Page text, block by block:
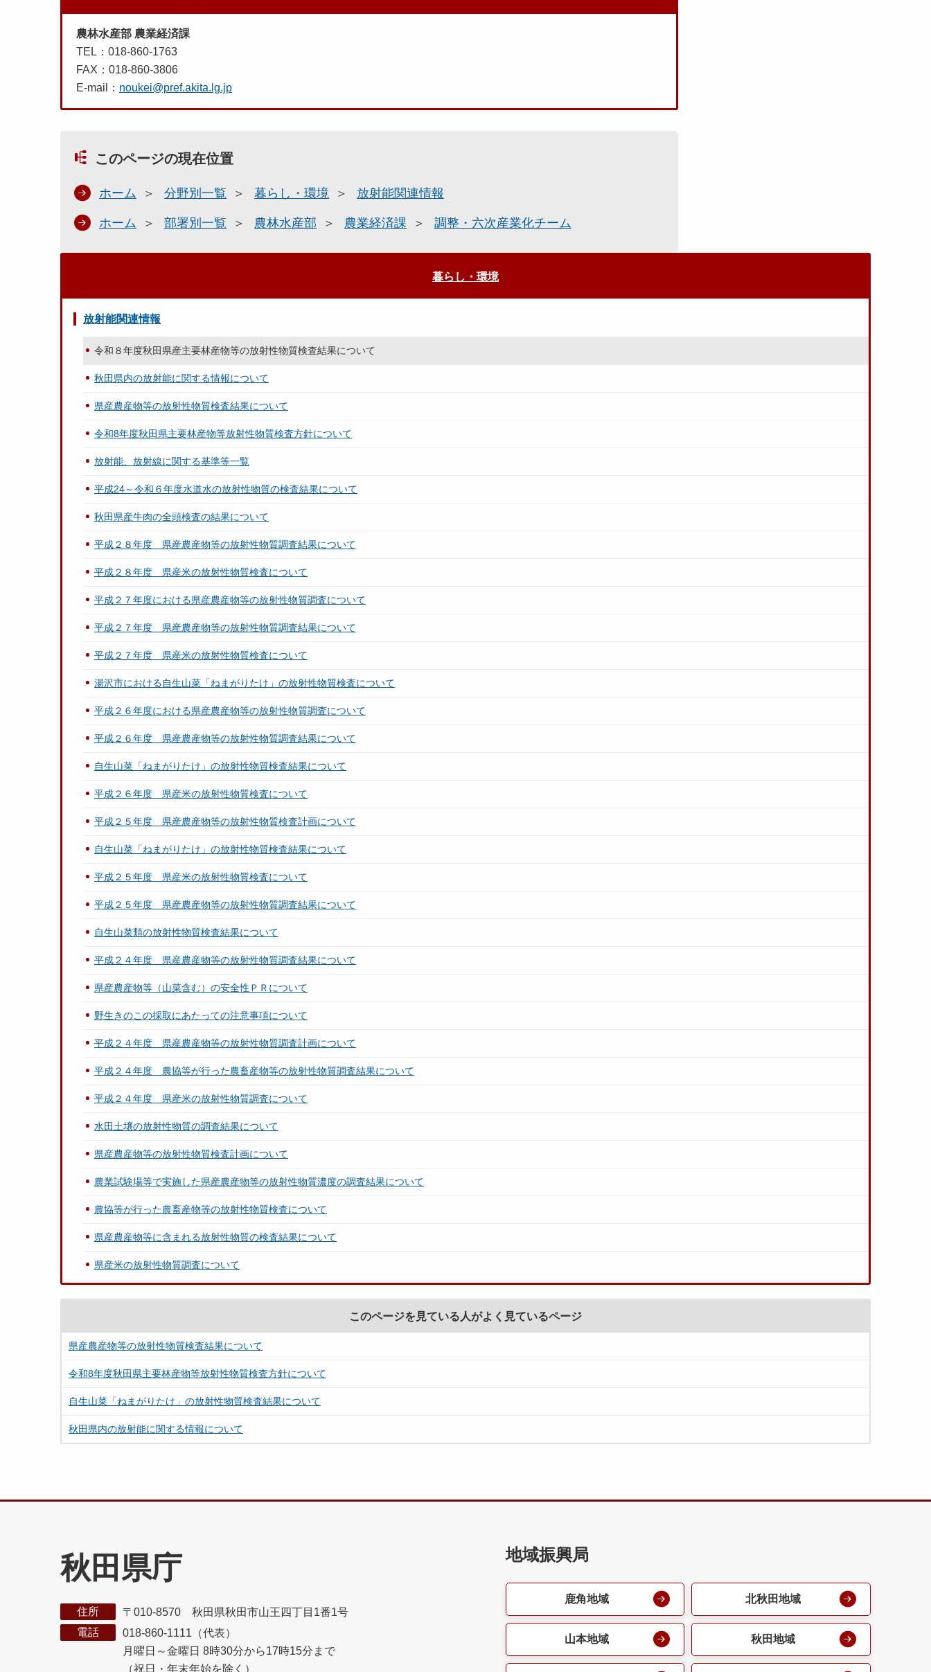
農林水産部 農業経済課
TEL：018-860-1763
FAX：018-860-3806
E-mail： noukei@pref.akita.lg.jp
このページの現在位置
ホーム 分野別一覧 暮らし・環境 放射能関連情報
ホーム 部署別一覧 農林水産部 農業経済課 調整・六次産業化チーム
暮らし・環境
放射能関連情報
令和８年度秋田県産主要林産物等の放射性物質検査結果について
秋田県内の放射能に関する情報について
県産農産物等の放射性物質検査結果について
令和8年度秋田県主要林産物等放射性物質検査方針について
放射能、放射線に関する基準等一覧
平成24～令和６年度水道水の放射性物質の検査結果について
秋田県産牛肉の全頭検査の結果について
平成２８年度 県産農産物等の放射性物質調査結果について
平成２８年度 県産米の放射性物質検査について
平成２７年度における県産農産物等の放射性物質調査について
平成２７年度 県産農産物等の放射性物質調査結果について
平成２７年度 県産米の放射性物質検査について
湯沢市における自生山菜「ねまがりたけ」の放射性物質検査について
平成２６年度における県産農産物等の放射性物質調査について
平成２６年度 県産農産物等の放射性物質調査結果について
自生山菜「ねまがりたけ」の放射性物質検査結果について
平成２６年度 県産米の放射性物質検査について
平成２５年度 県産農産物等の放射性物質検査計画について
自生山菜「ねまがりたけ」の放射性物質検査結果について
平成２５年度 県産米の放射性物質検査について
平成２５年度 県産農産物等の放射性物質調査結果について
自生山菜類の放射性物質検査結果について
平成２４年度 県産農産物等の放射性物質調査結果について
県産農産物等（山菜含む）の安全性ＰＲについて
野生きのこの採取にあたっての注意事項について
平成２４年度 県産農産物等の放射性物質調査計画について
平成２４年度 農協等が行った農畜産物等の放射性物質調査結果について
平成２４年度 県産米の放射性物質調査について
水田土壌の放射性物質の調査結果について
県産農産物等の放射性物質検査計画について
農業試験場等で実施した県産農産物等の放射性物質濃度の調査結果について
農協等が行った農畜産物等の放射性物質検査について
県産農産物等に含まれる放射性物質の検査結果について
県産米の放射性物質調査について
このページを見ている人がよく見ているページ
県産農産物等の放射性物質検査結果について
令和8年度秋田県主要林産物等放射性物質検査方針について
自生山菜「ねまがりたけ」の放射性物質検査結果について
秋田県内の放射能に関する情報について
秋田県庁
住所
〒010-8570 秋田県秋田市山王四丁目1番1号
電話
018-860-1111（代表）
月曜日～金曜日 8時30分から17時15分まで
（祝日・年末年始を除く）
地域振興局
鹿角地域 北秋田地域
山本地域 秋田地域